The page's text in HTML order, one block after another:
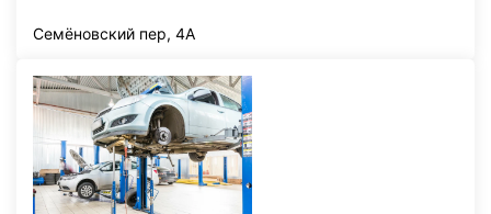
Семёновский пер, 4А